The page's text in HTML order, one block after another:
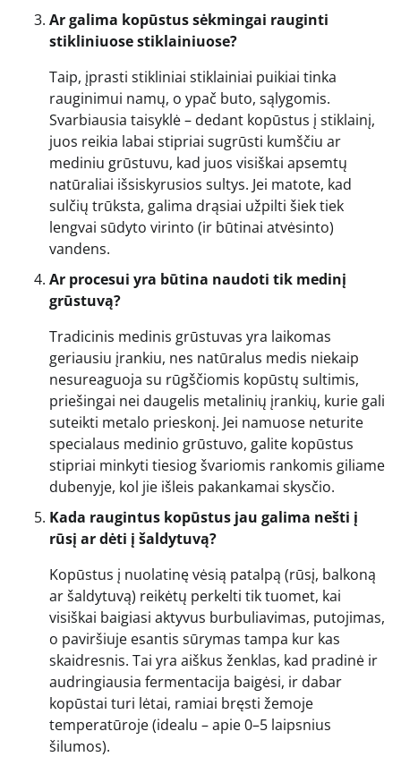
Ar galima kopūstus sėkmingai rauginti
stikliniuose stiklainiuose?
Taip, įprasti stikliniai stiklainiai puikiai tinka
rauginimui namų, o ypač buto, sąlygomis.
Svarbiausia taisyklė – dedant kopūstus į stiklainį,
juos reikia labai stipriai sugrūsti kumščiu ar
mediniu grūstuvu, kad juos visiškai apsemtų
natūraliai išsiskyrusios sultys. Jei matote, kad
sulčių trūksta, galima drąsiai užpilti šiek tiek
lengvai sūdyto virinto (ir būtinai atvėsinto)
vandens.
Ar procesui yra būtina naudoti tik medinį
grūstuvą?
Tradicinis medinis grūstuvas yra laikomas
geriausiu įrankiu, nes natūralus medis niekaip
nesureaguoja su rūgščiomis kopūstų sultimis,
priešingai nei daugelis metalinių įrankių, kurie gali
suteikti metalo prieskonį. Jei namuose neturite
specialaus medinio grūstuvo, galite kopūstus
stipriai minkyti tiesiog švariomis rankomis giliame
dubenyje, kol jie išleis pakankamai skysčio.
Kada raugintus kopūstus jau galima nešti į
rūsį ar dėti į šaldytuvą?
Kopūstus į nuolatinę vėsią patalpą (rūsį, balkoną
ar šaldytuvą) reikėtų perkelti tik tuomet, kai
visiškai baigiasi aktyvus burbuliavimas, putojimas,
o paviršiuje esantis sūrymas tampa kur kas
skaidresnis. Tai yra aiškus ženklas, kad pradinė ir
audringiausia fermentacija baigėsi, ir dabar
kopūstai turi lėtai, ramiai bręsti žemoje
temperatūroje (idealu – apie 0–5 laipsnius
šilumos).